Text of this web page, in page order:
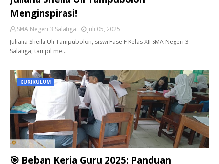
Menginspirasi!
SMA Negeri 3 Salatiga
Juli 05, 2025
Juliana Sheila Uli Tampubolon, siswi Fase F Kelas XII SMA Negeri 3
Salatiga, tampil me…
KURIKULUM
🎯 Beban Kerja Guru 2025: Panduan